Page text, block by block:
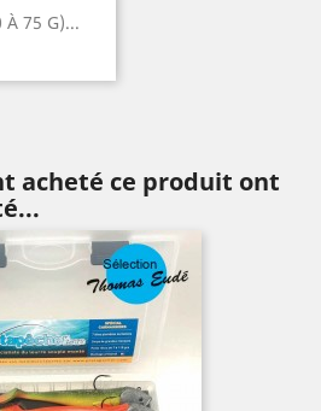
75 G)...
acheté ce produit ont